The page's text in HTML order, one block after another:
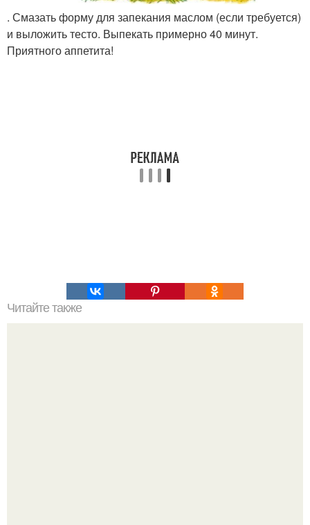
. Смазать форму для запекания маслом (если требуется)
и выложить тесто. Выпекать примерно 40 минут.
Приятного аппетита!
Читайте также